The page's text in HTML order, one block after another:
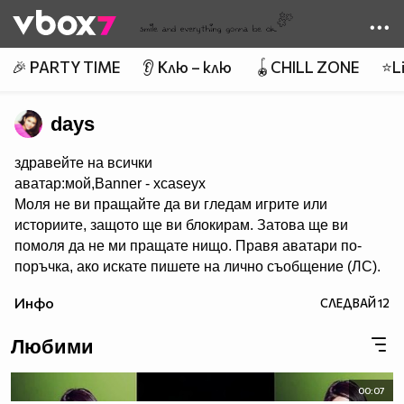
👾
🎉 PARTY TIME 👂 Клю – клю 🪀CHILL ZONE
days
здравейте на всички
аватар:мой,Banner - xcaseyx
Моля не ви пращайте да ви гледам игрите или
историите, защото ще ви блокирам. Затова ще ви
помоля да не ми пращате нищо. Правя аватари по-
поръчка, ако искате пишете на лично съобщение (ЛС).
каквото мога. Не участвам в конкурси. В сайта има
красиви профили. Също ,че се запознах с много добри
хора. Е СЕГА НЕЩО ЗА МЕН. Така обичам много,много
и много да правя аватари. Идоли - Селена Гомез и
Инфо СЛЕДВАЙ12
Любими
00:07